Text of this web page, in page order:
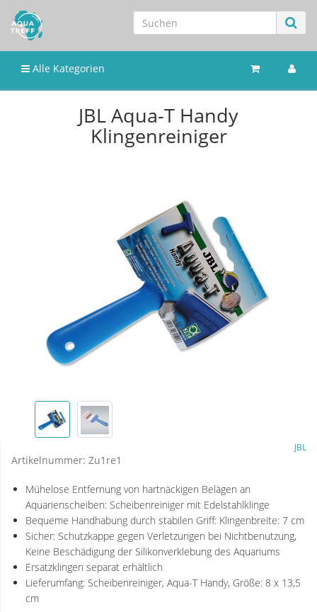
Alle Kategorien
JBL Aqua-T Handy
Klingenreiniger
JBL
Artikelnummer: Zu1re1
Mühelose Entfernung von hartnäckigen Belägen an
Aquarienscheiben: Scheibenreiniger mit Edelstahlklinge
Bequeme Handhabung durch stabilen Griff: Klingenbreite: 7 cm
Sicher: Schutzkappe gegen Verletzungen bei Nichtbenutzung,
Keine Beschädigung der Silikonverklebung des Aquariums
Ersatzklingen separat erhältlich
Lieferumfang: Scheibenreiniger, Aqua-T Handy, Größe: 8 x 13,5
cm